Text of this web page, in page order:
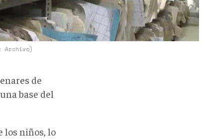
Archivo)
de
base del
los niños, lo